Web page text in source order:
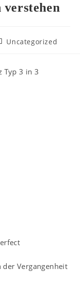
Uncategorized
Typ 3 in 3
Vergangenheit